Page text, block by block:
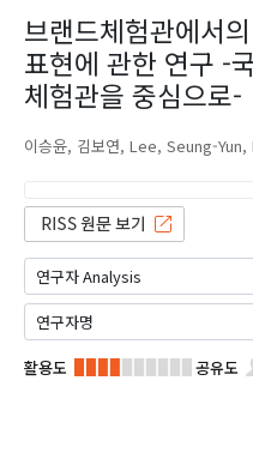
브랜드체험관에서
표현에 관한 연구 -
체험관을 중심으로-
이승윤 김보연 Lee, Seung-Yun
활용도 공유도